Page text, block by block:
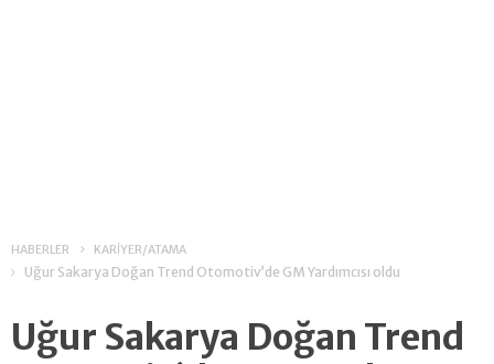
HABERLER KARİYER/ATAMA
Uğur Sakarya Doğan Trend Otomotiv’de GM Yardımcısı oldu
Uğur Sakarya Doğan Trend